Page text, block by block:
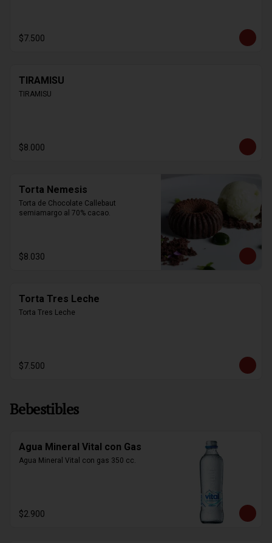
$7.500
TIRAMISU
TIRAMISU
$8.000
Torta Nemesis
Torta de Chocolate Callebaut
semiamargo al 70% cacao.
$8.030
Torta Tres Leche
Torta Tres Leche
$7.500
Bebestibles
Agua Mineral Vital con Gas
Agua Mineral Vital con gas 350 cc.
$2.900